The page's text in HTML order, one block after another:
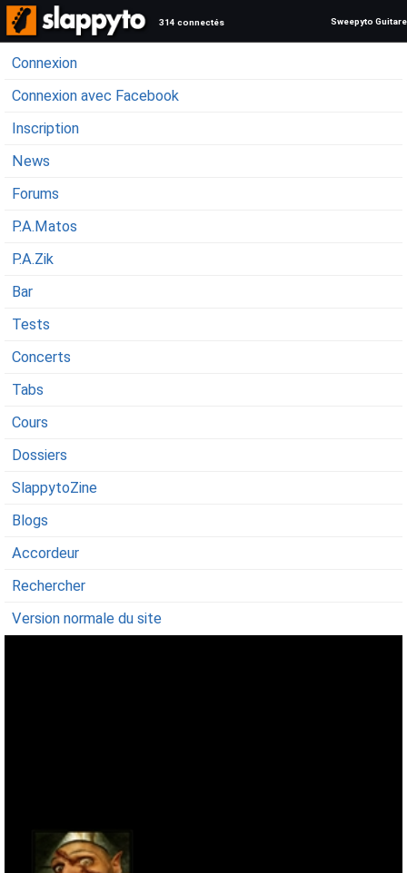
314 connectés Sweepyto Guitare
Connexion
Connexion avec Facebook
Inscription
News
Forums
P.A.Matos
P.A.Zik
Bar
Tests
Concerts
Tabs
Cours
Dossiers
SlappytoZine
Blogs
Accordeur
Rechercher
Version normale du site